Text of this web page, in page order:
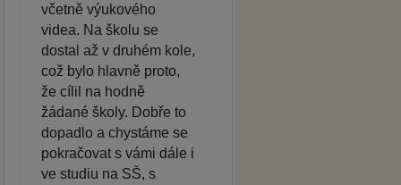
včetně výukového
videa. Na školu se
dostal až v druhém kole,
což bylo hlavně proto,
že cílil na hodně
žádané školy. Dobře to
dopadlo a chystáme se
pokračovat s vámi dále i
ve studiu na SŠ, s